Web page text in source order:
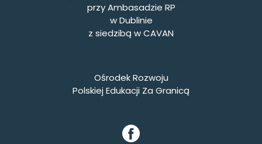
przy Ambasadzie RP
w Dublinie
z siedzibą w CAVAN
Ośrodek Rozwoju
Polskiej Edukacji Za Granicą